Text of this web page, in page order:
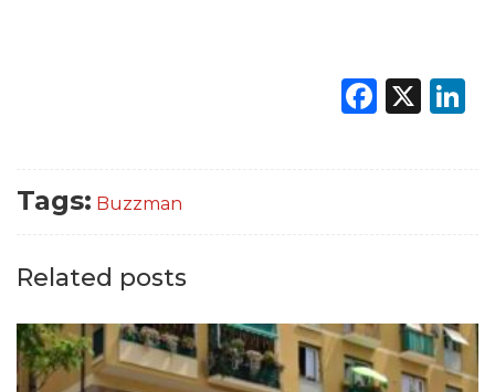
X
Tags: Buzzman
Related posts